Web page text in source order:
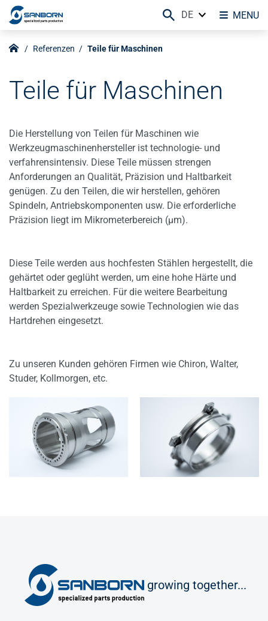
Referenzen Teile für Maschinen
Teile für Maschinen
Die Herstellung von Teilen für Maschinen wie
Werkzeugmaschinenhersteller ist technologie- und
verfahrensintensiv. Diese Teile müssen strengen
Anforderungen an Qualität, Präzision und Haltbarkeit
genügen. Zu den Teilen, die wir herstellen, gehören
Spindeln, Antriebskomponenten usw. Die erforderliche
Präzision liegt im Mikrometerbereich (µm).
Diese Teile werden aus hochfesten Stählen hergestellt, die
gehärtet oder geglüht werden, um eine hohe Härte und
Haltbarkeit zu erreichen. Für die weitere Bearbeitung
werden Spezialwerkzeuge sowie Technologien wie das
Hartdrehen eingesetzt.
Zu unseren Kunden gehören Firmen wie Chiron, Walter,
Studer, Kollmorgen, etc.
growing together...
MENU
DE